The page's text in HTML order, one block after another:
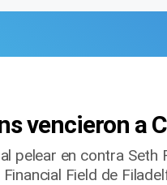
vencieron a
pelear en contra
Field de